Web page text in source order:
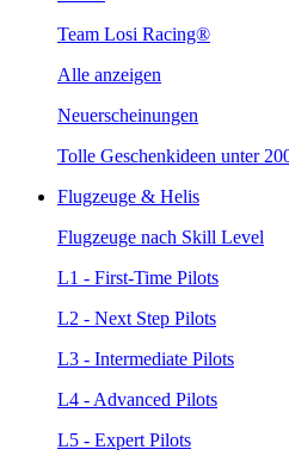
Team Losi Racing®
Alle anzeigen
Neuerscheinungen
Tolle Geschenkideen unter
Flugzeuge & Helis
Flugzeuge nach Skill Level
L1 - First-Time Pilots
L2 - Next Step Pilots
L3 - Intermediate Pilots
L4 - Advanced Pilots
L5 - Expert Pilots